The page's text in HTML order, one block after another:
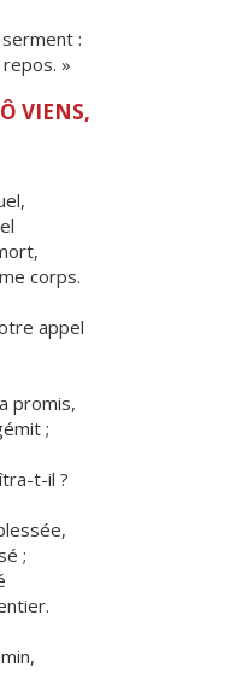
:
»
VIENS,
corps.
appel
promis,
;
t-il ?
;